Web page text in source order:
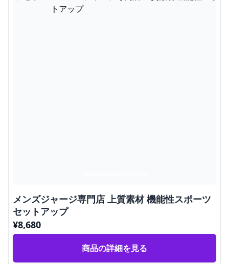
メンズジャージ専門店 上質素材 機能性スポーツ
セットアップ
¥8,680
商品の詳細を見る